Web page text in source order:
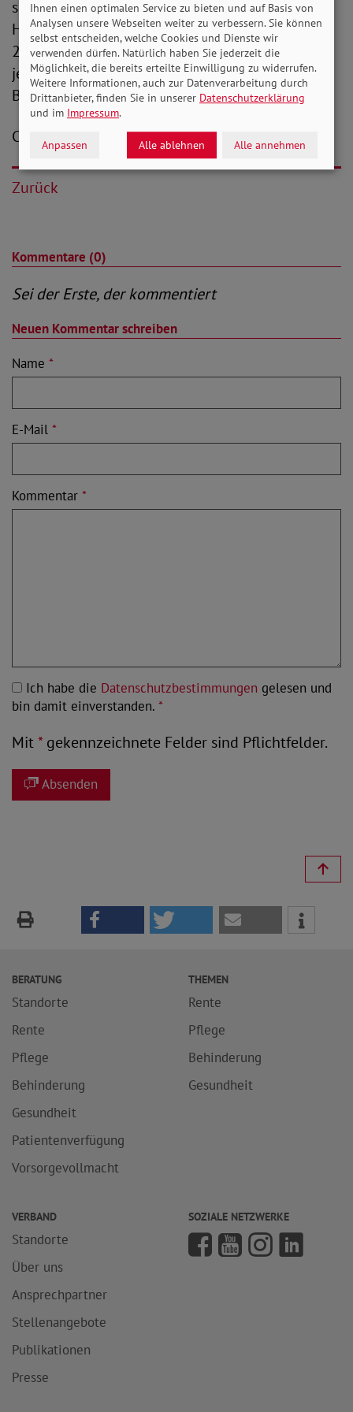
schlicht nicht vermittelbar, dass der Online-
Handel erst 2030, Geldautomaten sogar erst
2035 barrierefrei werden sollen. Wir brauchen
jetzt das klare Signal, dass zügig auf
Barrierefreiheit umzustellen ist.“
Christian Draheim (V. i. S. d. P.)
Zurück
Kommentare (0)
Sei der Erste, der kommentiert
Neuen Kommentar schreiben
Name *
E-Mail *
Kommentar *
Ich habe die Datenschutzbestimmungen gelesen und
bin damit einverstanden. *
Mit*gekennzeichnete Felder sind Pflichtfelder.
Absenden
BERATUNG
Standorte
Rente
Pflege
Behinderung
Gesundheit
Patientenverfügung
Vorsorgevollmacht
THEMEN
Rente
Pflege
Behinderung
Gesundheit
VERBAND
Standorte
Über uns
Ansprechpartner
Stellenangebote
Publikationen
Presse
SOZIALE NETZWERKE
Ihnen einen optimalen Service zu bieten und auf Basis von
Analysen unsere Webseiten weiter zu verbessern. Sie können
selbst entscheiden, welche Cookies und Dienste wir
verwenden dürfen. Natürlich haben Sie jederzeit die
Möglichkeit, die bereits erteilte Einwilligung zu widerrufen.
Weitere Informationen, auch zur Datenverarbeitung durch
Drittanbieter, finden Sie in unserer Datenschutzerklärung
und im Impressum.
Anpassen Alle ablehnen Alle annehmen